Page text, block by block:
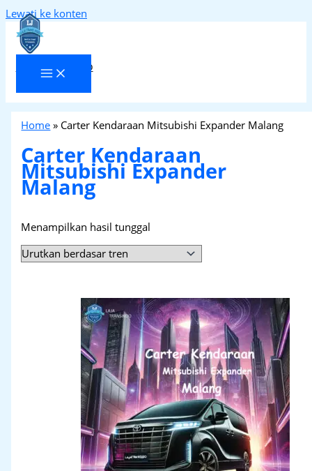
Lewati ke konten
Laja Transindo
Home » Carter Kendaraan Mitsubishi Expander Malang
Carter Kendaraan
Mitsubishi Expander
Malang
Menampilkan hasil tunggal